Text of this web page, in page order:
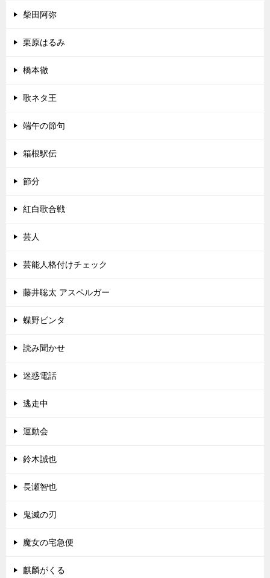
柴田阿弥
栗原はるみ
橋本徹
歌ネタ王
端午の節句
箱根駅伝
節分
紅白歌合戦
芸人
芸能人格付けチェック
藤井聡太 アスペルガー
蝶野ビンタ
読み聞かせ
迷惑電話
逃走中
運動会
鈴木誠也
長瀬智也
鬼滅の刃
魔女の宅急便
麒麟がくる